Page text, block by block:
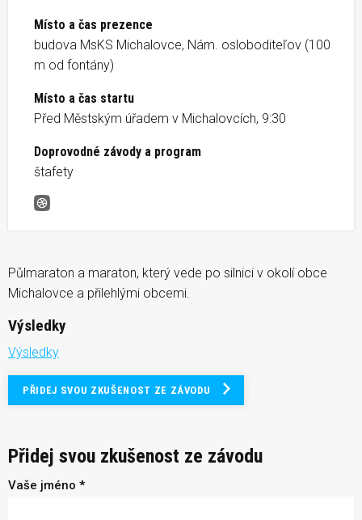
Místo a čas prezence
budova MsKS Michalovce, Nám. osloboditeľov (100
m od fontány)
Místo a čas startu
Před Městským úřadem v Michalovcích, 9:30
Doprovodné závody a program
štafety
Podvihorlatský maratón
Půlmaraton a maraton, který vede po silnici v okolí obce
Michalovce a přilehlými obcemi.
Výsledky
Výsledky
PŘIDEJ SVOU ZKUŠENOST ZE ZÁVODU
Přidej svou zkušenost ze závodu
Vaše jméno *